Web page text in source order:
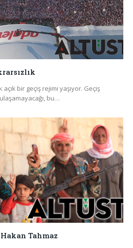
bir geçiş rejimi yaşıyor. Geçiş
bu…
Tahmaz